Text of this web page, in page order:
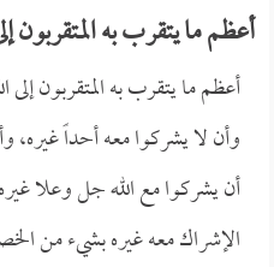
أعظم ما يتقرب به المتقربون
أعظم ما يتقرب به المتقربون
وأن لا يشركوا معه أحداً
أن يشركوا مع الله جل وعلا
الإشراك معه غيره بشيء من